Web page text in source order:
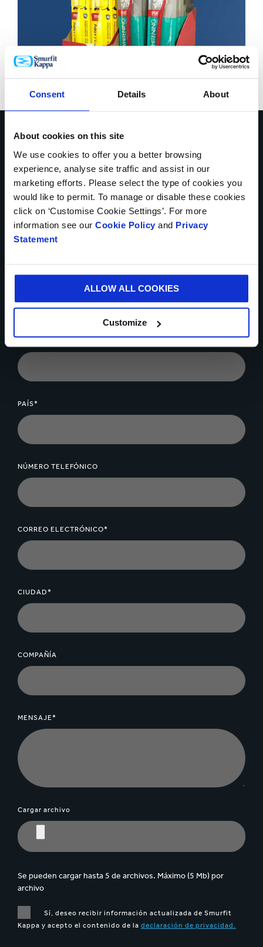
Consent Details About
About cookies on this site
We use cookies to offer you a better browsing
experience, analyse site traffic and assist in our
marketing efforts. Please select the type of cookies you
would like to permit. To manage or disable these cookies
click on ‘Customise Cookie Settings’. For more
information see our Cookie Policy and Privacy
Statement
ALLOW ALL COOKIES
Customize
Habla con nuestros
expertos sobre cómo
podemos ayudarte a
resolver los retos de tu
Contáctate con nosotros hoy
PAÍS*
NÚMERO TELEFÓNICO
CORREO ELECTRÓNICO*
CIUDAD*
COMPAÑÍA
MENSAJE*
Cargar archivo
Se pueden cargar hasta 5 de archivos. Máximo (5 Mb) por
archivo
Sí, deseo recibir información actualizada de Smurfit
Kappa y acepto el contenido de la declaración de privacidad.